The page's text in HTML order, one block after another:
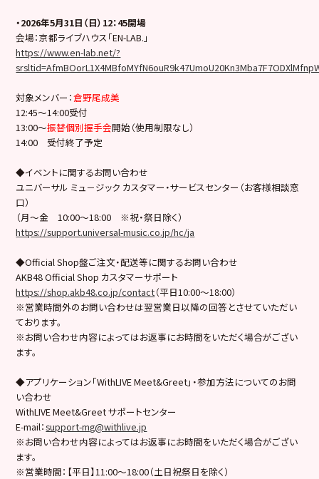
・2026年5月31日（日）12：45開場
会場：京都ライブハウス「EN-LAB.」
https://www.en-lab.net/?
対象メンバー：倉野尾成美
12:45〜14:00受付
13:00〜振替個別握手会開始（使用制限なし）
14:00 受付終了予定
◆イベントに関するお問い合わせ
ユニバーサル ミュ－ジック カスタマー・サービスセンター（お客様相談窓
口）
（月～金 10:00～18:00 ※祝・祭日除く）
https://support.universal-music.co.jp/hc/ja
◆Official Shop盤ご注文・配送等に関するお問い合わせ
AKB48 Official Shop カスタマーサポート
https://shop.akb48.co.jp/contact（平日10:00～18:00）
※営業時間外のお問い合わせは翌営業日以降の回答とさせていただい
ております。
※お問い合わせ内容によってはお返事にお時間をいただく場合がござい
ます。
◆アプリケーション「WithLIVE Meet&Greet」・参加方法についてのお問
い合わせ
WithLIVE Meet&Greet サポートセンター
E-mail：support-mg@withlive.jp
※お問い合わせ内容によってはお返事にお時間をいただく場合がござい
ます。
※営業時間：【平日】11:00〜18:00（土日祝祭日を除く）